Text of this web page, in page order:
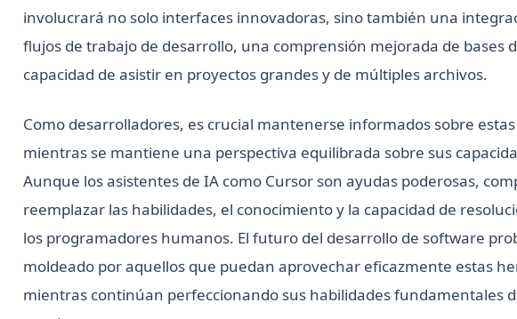
involucrará no solo interfaces innovadoras, sino también una
flujos de trabajo de desarrollo, una comprensión mejorada de bases
capacidad de asistir en proyectos grandes y de múltiples archivos.
Como desarrolladores, es crucial mantenerse informados sobre
mientras se mantiene una perspectiva equilibrada sobre sus
Aunque los asistentes de IA como Cursor son ayudas poderosas,
reemplazar las habilidades, el conocimiento y la capacidad de
los programadores humanos. El futuro del desarrollo de software
moldeado por aquellos que puedan aprovechar eficazmente estas
mientras continúan perfeccionando sus habilidades fundamentales